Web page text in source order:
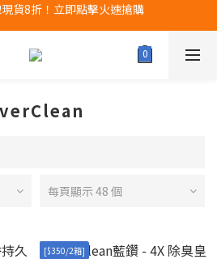
貨8折！立即點擊火速搶購
貨8折！立即點擊火速搶購
全款式3折！立即按下搶購
享半價加購獅子砂木薯砂1包
每頁顯示 48 個
[$350/2箱]